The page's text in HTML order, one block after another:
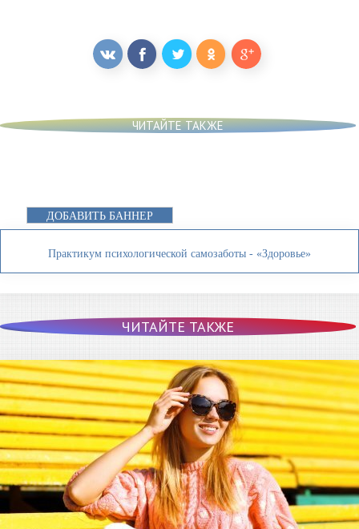
ЧИТАЙТЕ ТАКЖЕ
ДОБАВИТЬ БАННЕР
Практикум психологической самозаботы - «Здоровье»
ЧИТАЙТЕ ТАКЖЕ